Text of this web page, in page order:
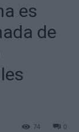
es
de
0
74